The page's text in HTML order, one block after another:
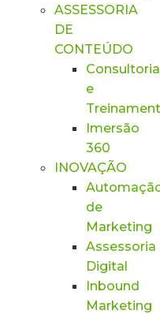
ASSESSORIA
DE
CONTEÚDO
Consultoria
e
Imersão
360
INOVAÇÃO
de
Marketing
Assessoria
Digital
Inbound
Marketing